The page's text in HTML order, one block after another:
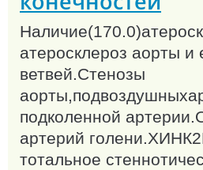
атеросклероз аорты и
ветвей.Стенозы
подколенной
артерий
тотальное